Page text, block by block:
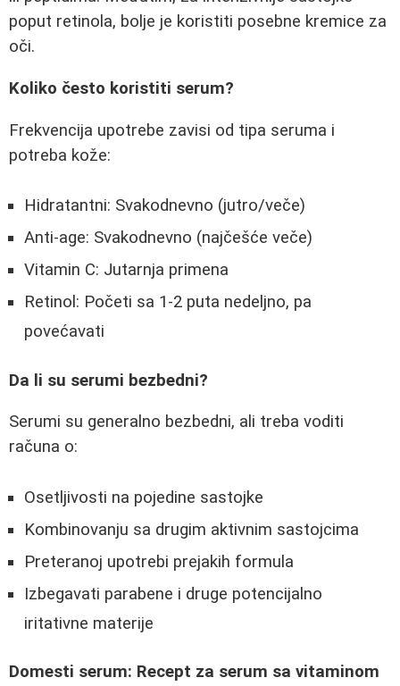
poput retinola, bolje je koristiti posebne kremice za
oči.
Koliko često koristiti serum?
Frekvencija upotrebe zavisi od tipa seruma i
potreba kože:
Hidratantni: Svakodnevno (jutro/veče)
Anti-age: Svakodnevno (najčešće veče)
Vitamin C: Jutarnja primena
Retinol: Početi sa 1-2 puta nedeljno, pa
povećavati
Da li su serumi bezbedni?
Serumi su generalno bezbedni, ali treba voditi
računa o:
Osetljivosti na pojedine sastojke
Kombinovanju sa drugim aktivnim sastojcima
Preteranoj upotrebi prejakih formula
Izbegavati parabene i druge potencijalno
iritativne materije
Domesti serum: Recept za serum sa vitaminom